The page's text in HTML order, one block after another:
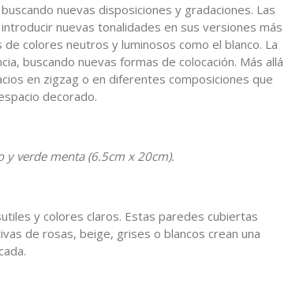
nuevas disposiciones y gradaciones. Las
nuevas tonalidades en sus versiones más
colores neutros y luminosos como el blanco. La
buscando nuevas formas de colocación. Más allá
en zigzag o en diferentes composiciones que
decorado.
y verde menta (6.5cm x 20cm).
y colores claros. Estas paredes cubiertas
de rosas, beige, grises o blancos crean una